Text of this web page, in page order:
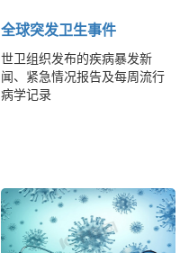
全球突发卫生事件
世卫组织发布的疾病暴发新
闻、紧急情况报告及每周流行
病学记录